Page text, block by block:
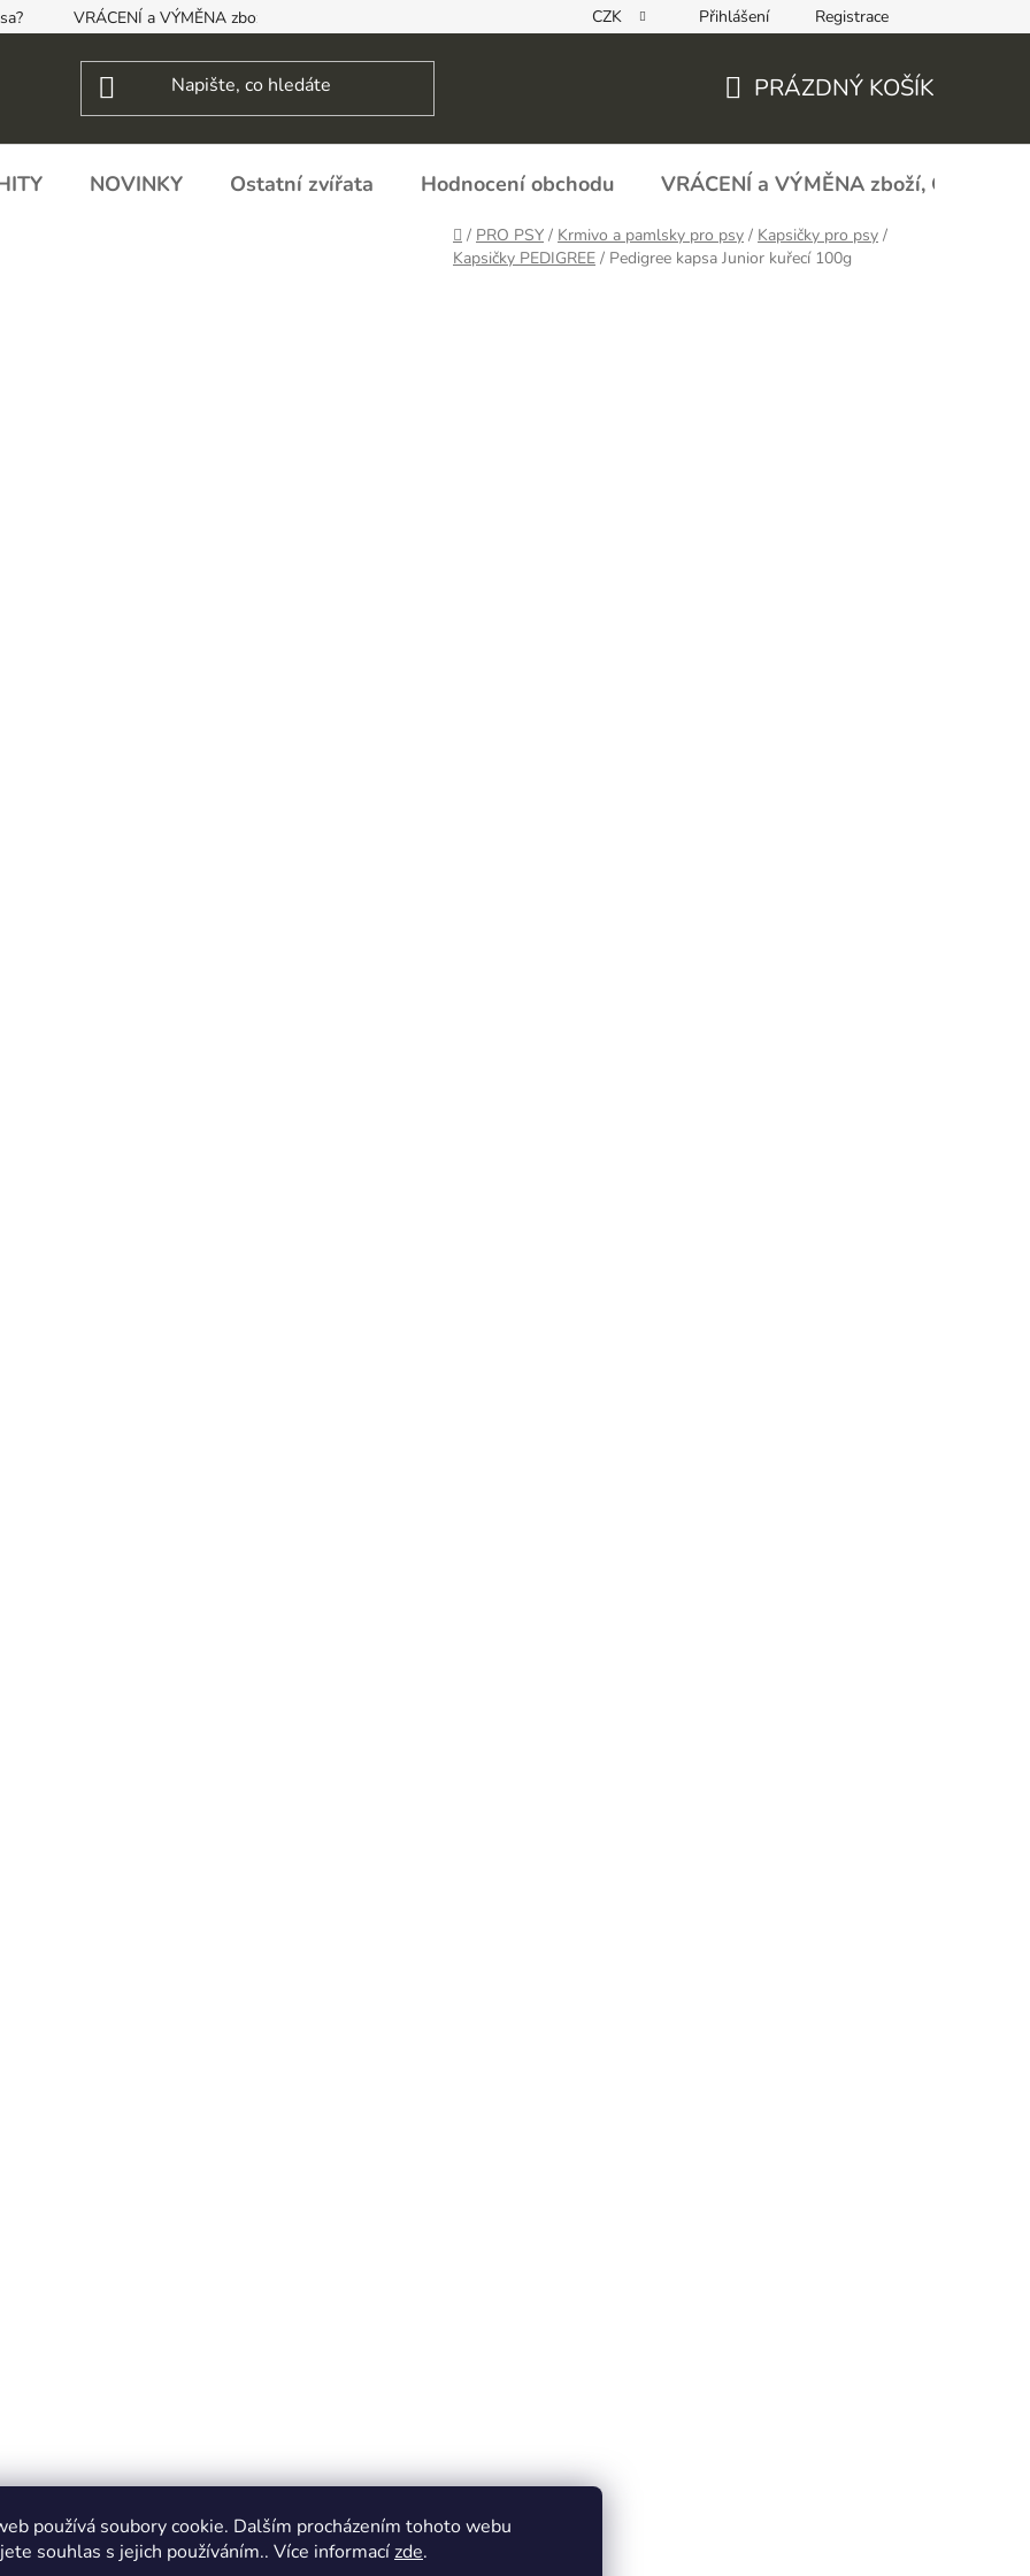
používá soubory cookie. Dalším procházením tohoto webu
souhlas s jejich používáním.. Více informacízde.
VRÁCENÍ a VÝMĚNA zboží, ODSTOUPENÍ OD SMLOUVY REKLAMAČNÍ FORMULÁŘ - zboží s vadou
CZK Přihlášení Registrace
KOŠÍK
PRÁZDNÝ KOŠÍK
NOVINKY Ostatní zvířata Hodnocení obchodu VRÁCENÍ a VÝMĚNA zboží,
Domů
/ PRO PSY / Krmivo a pamlsky pro psy / Kapsičky pro psy /
Kapsičky PEDIGREE / Pedigree kapsa Junior kuřecí 100g